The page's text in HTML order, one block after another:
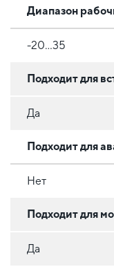
Диапазон
-20...35
Подходит для
Да
Подходит для
Нет
Подходит для
Да